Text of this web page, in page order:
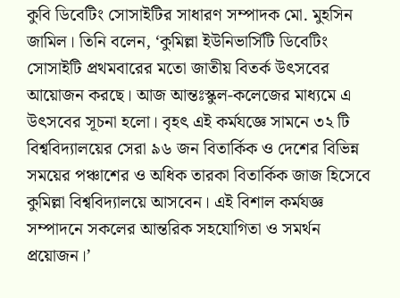
কুবি ডিবেটিং সোসাইটির সাধারণ সম্পাদক মো. মুহসিন
জামিল। তিনি বলেন, ‘কুমিল্লা ইউনিভার্সিটি ডিবেটিং
সোসাইটি প্রথমবারের মতো জাতীয় বিতর্ক উৎসবের
আয়োজন করছে। আজ আন্তঃস্কুল-কলেজের মাধ্যমে এ
উৎসবের সূচনা হলো। বৃহৎ এই কর্মযজ্ঞে সামনে ৩২ টি
বিশ্ববিদ্যালয়ের সেরা ৯৬ জন বিতার্কিক ও দেশের বিভিন্ন
সময়ের পঞ্চাশের ও অধিক তারকা বিতার্কিক জাজ হিসেবে
কুমিল্লা বিশ্ববিদ্যালয়ে আসবেন। এই বিশাল কর্মযজ্ঞ
সম্পাদনে সকলের আন্তরিক সহযোগিতা ও সমর্থন
প্রয়োজন।’